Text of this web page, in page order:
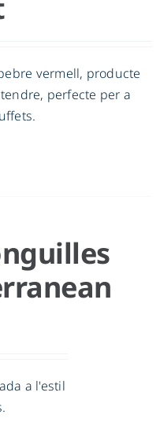
vermell, producte
perfecte per a
a l'estil